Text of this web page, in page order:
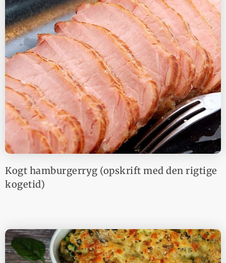
Kogt hamburgerryg (opskrift med den rigtige
kogetid)